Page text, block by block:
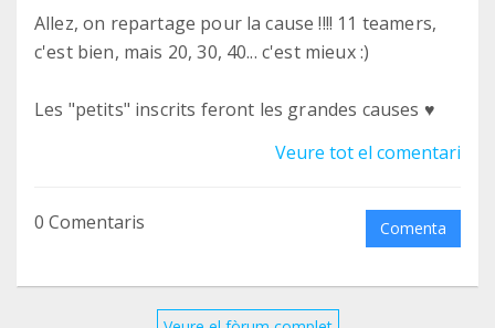
Allez, on repartage pour la cause !!!! 11 teamers,
c'est bien, mais 20, 30, 40... c'est mieux :)
Les "petits" inscrits feront les grandes causes ♥
Veure tot el comentari
0 Comentaris Comenta